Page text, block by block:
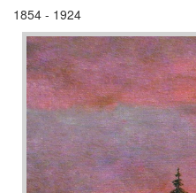
1854 - 1924